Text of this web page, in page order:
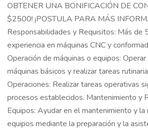
OBTENER UNA BONIFICACIÓN DE
$2500! ¡POSTULA PARA MÁS
Responsabilidades y Requisitos: Más de
experiencia en máquinas CNC y
Operación de máquinas o equipos:
máquinas básicos y realizar tareas
Operaciones: Realizar tareas operativas
procesos establecidos. Mantenimiento y
Equipos: Ayudar en el mantenimiento y la
equipos mediante la preparación y la